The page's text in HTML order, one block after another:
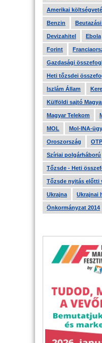
Amerikai
Benzin
Devizahitel Ebola
Forint
Gazdasági
Heti tőzsdei
Iszlám Állam
Külföldi sajtó
Magyar Telekom
MOL Mol-INA-ügy
Oroszország OTP
Szíriai polgárháború
Tőzsde - Heti
Tőzsde nyitás előtti
Ukrajna Ukrajnai
Önkormányzat 2014